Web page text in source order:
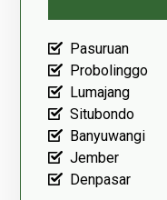
Pasuruan
Probolinggo
Lumajang
Situbondo
Banyuwangi
Jember
Denpasar